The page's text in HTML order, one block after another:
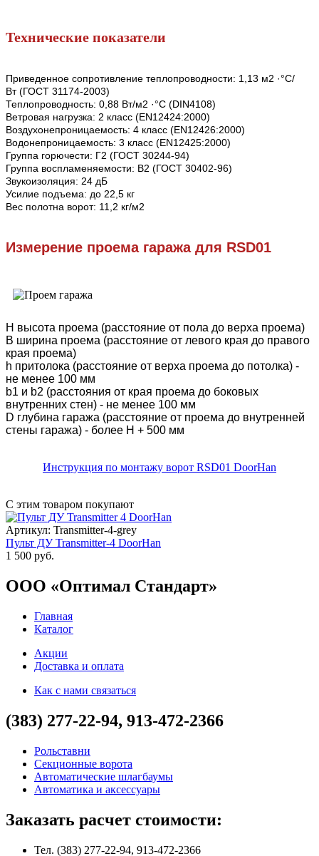
Технические показатели
Приведенное сопротивление теплопроводности: 1,13 м2 ·°С/
Вт (ГОСТ 31174-2003)
Теплопроводность: 0,88 Вт/м2 ·°С (DIN4108)
Ветровая нагрузка: 2 класс (EN12424:2000)
Воздухонепроницаемость: 4 класс (EN12426:2000)
Водонепроницаемость: 3 класс (EN12425:2000)
Группа горючести: Г2 (ГОСТ 30244-94)
Группа воспламеняемости: В2 (ГОСТ 30402-96)
Звукоизоляция: 24 дБ
Усилие подъема: до 22,5 кг
Вес полотна ворот: 11,2 кг/м2
Измерение проема гаража для RSD01
Н высота проема (расстояние от пола до верха проема)
В ширина проема (расстояние от левого края до правого
края проема)
h притолока (расстояние от верха проема до потолка) -
не менее 100 мм
b1 и b2 (расстояния от края проема до боковых
внутренних стен) - не менее 100 мм
D глубина гаража (расстояние от проема до внутренней
стены гаража) - более H + 500 мм
Инструкция по монтажу ворот RSD01 DoorHan
С этим товаром покупают
Артикул: Transmitter-4-grey
Пульт ДУ Transmitter-4 DoorHan
1 500 руб.
ООО «Оптимал Стандарт»
Главная
Каталог
Акции
Доставка и оплата
Как с нами связаться
(383) 277-22-94, 913-472-2366
Рольставни
Секционные ворота
Автоматические шлагбаумы
Автоматика и аксессуары
Заказать расчет стоимости:
Тел. (383) 277-22-94, 913-472-2366